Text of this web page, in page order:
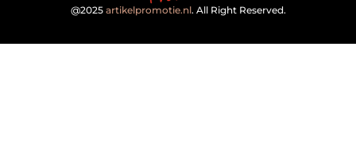
@2025 artikelpromotie.nl. All Right Reserved.